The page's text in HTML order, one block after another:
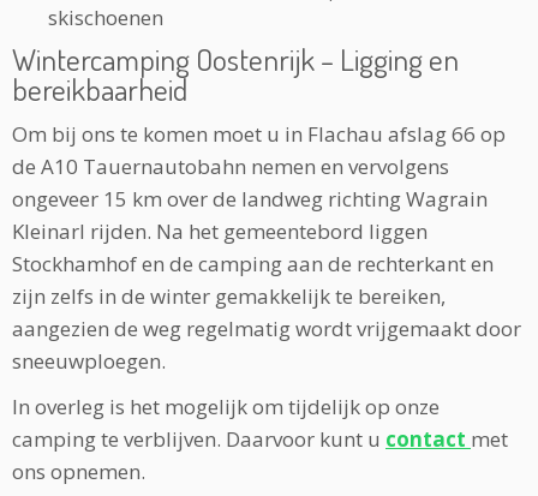
skischoenen
Wintercamping Oostenrijk – Ligging en
bereikbaarheid
Om bij ons te komen moet u in Flachau afslag 66 op
de A10 Tauernautobahn nemen en vervolgens
ongeveer 15 km over de landweg richting Wagrain
Kleinarl rijden. Na het gemeentebord liggen
Stockhamhof en de camping aan de rechterkant en
zijn zelfs in de winter gemakkelijk te bereiken,
aangezien de weg regelmatig wordt vrijgemaakt door
sneeuwploegen.
In overleg is het mogelijk om tijdelijk op onze
camping te verblijven. Daarvoor kunt u contact met
ons opnemen.